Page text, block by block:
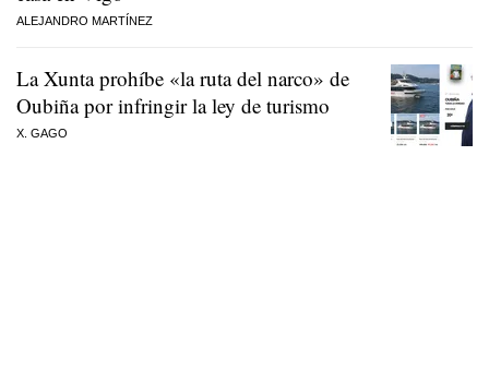
ALEJANDRO MARTÍNEZ
La Xunta prohíbe «la ruta del narco» de
Oubiña por infringir la ley de turismo
X. GAGO